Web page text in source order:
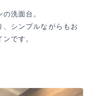
洗面台。
シンプルながらもお
です。